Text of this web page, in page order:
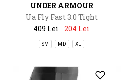
UNDER ARMOUR
Ua Fly Fast 3.0 Tight
409 Lei 204 Lei
SM MD XL